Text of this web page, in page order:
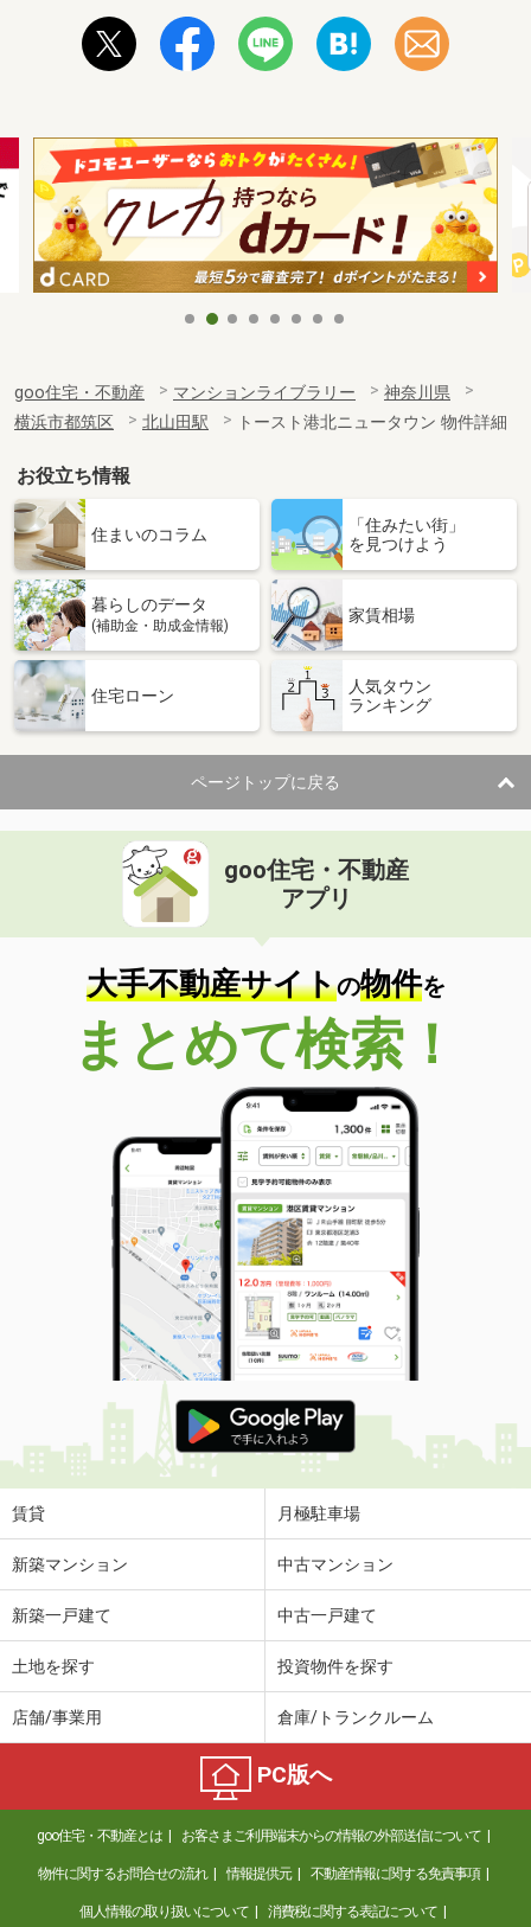
goo住宅・不動産 マンションライブラリー
神奈川県
横浜市都筑区
北山田駅 トースト港北ニュータウン 物件詳細
お役立ち情報
住まいのコラム
「住みたい街」
を見つけよう
暮らしのデータ
(補助金・助成金情報)
家賃相場
住宅ローン
人気タウン
ランキング
ページトップに戻る
goo住宅・不動産
アプリ
大手不動産サイトの物件を
まとめて検索！
賃貸 月極駐車場
新築マンション 中古マンション
新築一戸建て 中古一戸建て
土地を探す 投資物件を探す
店舗/事業用 倉庫/トランクルーム
PC版へ
goo住宅・不動産とは お客さまご利用端末からの情報の外部送信について
物件に関するお問合せの流れ 情報提供元 不動産情報に関する免責事項
個人情報の取り扱いについて 消費税に関する表記について